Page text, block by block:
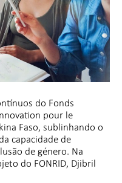
do Fonds
pour le
Faso, sublinhando o
capacidade de
de género. Na
do FONRID, Djibril